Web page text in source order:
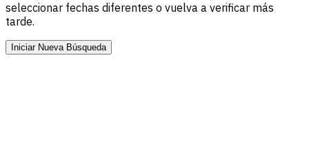
seleccionar fechas diferentes o vuelva a verificar más
tarde.
Iniciar Nueva Búsqueda